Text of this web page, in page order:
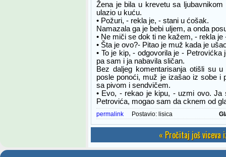
Žena je bila u krevetu sa
ulazio u kuću.
• Požuri, - rekla je, - stani u ćošak.
Namazala ga je bebi uljem, a onda
• Ne miči se dok ti ne kažem, - rekla
• Šta je ovo?- Pitao je muž kada je
• To je kip, - odgovorila je -
pa sam i ja nabavila sličan.
Bez daljeg komentarisanja otišli su
posle ponoći, muž je izašao iz sobe i
sa pivom i sendvičem.
• Evo, - rekao je kipu, - uzmi ovo. Ja
Petrovića, mogao sam da cknem od
permalink Postavio: lisica
« Pročitaj još viceva